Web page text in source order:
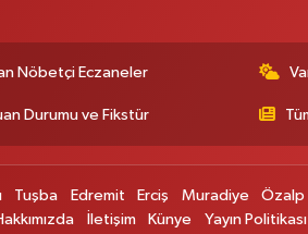
Nöbetçi Eczaneler
Durumu ve Fikstür
Tuşba Edremit Erciş Muradiye Özalp
İletişim Künye Yayın Politikası